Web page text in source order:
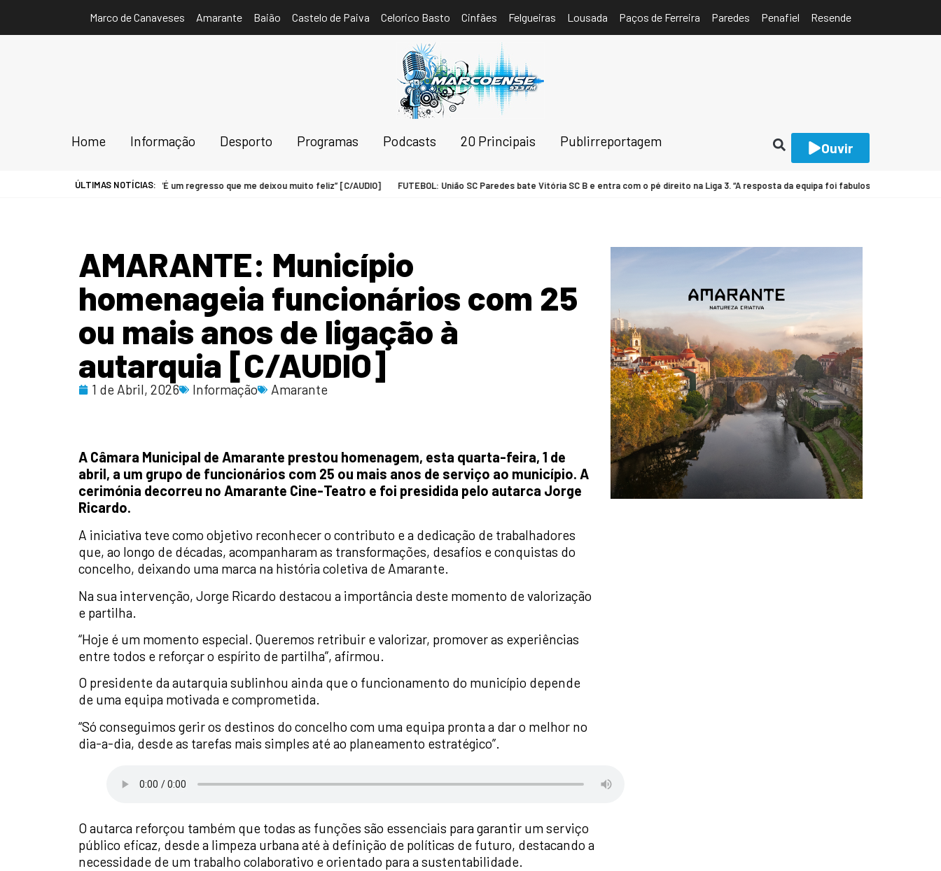
Marco de Canaveses Amarante Baião Castelo de Paiva Celorico Basto Cinfães Felgueiras Lousada Paços de Ferreira Paredes Penafiel Resende
Home Informação Desporto Programas Podcasts 20 Principais Publirreportagem Ouvir
ao comando técnico do FC Cête. “É um regresso que me deixou muito feliz” [C/AUDIO] FUTEBOL: União SC Paredes bate Vitória SC B e entra com o pé direito na Liga 3. “A resposta da equipa foi fabulosa” [C/AUDIO]
ÚLTIMAS NOTÍCIAS:
AMARANTE: Município
homenageia funcionários com 25
ou mais anos de ligação à
autarquia [C/AUDIO]
1 de Abril, 2026 Informação Amarante
A Câmara Municipal de Amarante prestou homenagem, esta quarta-feira, 1 de
abril, a um grupo de funcionários com 25 ou mais anos de serviço ao município. A
cerimónia decorreu no Amarante Cine-Teatro e foi presidida pelo autarca Jorge
Ricardo.
A iniciativa teve como objetivo reconhecer o contributo e a dedicação de trabalhadores
que, ao longo de décadas, acompanharam as transformações, desafios e conquistas do
concelho, deixando uma marca na história coletiva de Amarante.
Na sua intervenção, Jorge Ricardo destacou a importância deste momento de valorização
e partilha.
“Hoje é um momento especial. Queremos retribuir e valorizar, promover as experiências
entre todos e reforçar o espírito de partilha”, afirmou.
O presidente da autarquia sublinhou ainda que o funcionamento do município depende
de uma equipa motivada e comprometida.
“Só conseguimos gerir os destinos do concelho com uma equipa pronta a dar o melhor no
dia-a-dia, desde as tarefas mais simples até ao planeamento estratégico”.
O autarca reforçou também que todas as funções são essenciais para garantir um serviço
público eficaz, desde a limpeza urbana até à definição de políticas de futuro, destacando a
necessidade de um trabalho colaborativo e orientado para a sustentabilidade.